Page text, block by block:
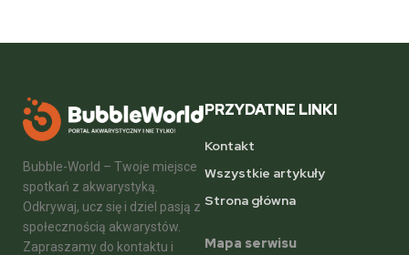
Bubble-World – Twoje miejsce
spotkań z akwarystyką.
Odkrywaj, ucz się i dziel pasją z
społecznością akwarystów.
Zapraszamy do kontaktu i
PRZYDATNE LINKI
Kontakt
Wszystkie artykuły
Strona główna
Mapa serwisu